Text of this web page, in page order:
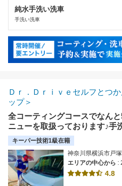
純水手洗い洗車
手洗い洗車
Ｄｒ．Ｄｒｉｖｅセルフとつ
ップ＞
全コーティングコースでなん
ニューを取扱っております♪手
お任せください！お客様の愛車
キーパー技術1級在籍
神奈川県横浜市戸
エリアの中心から :
4.8